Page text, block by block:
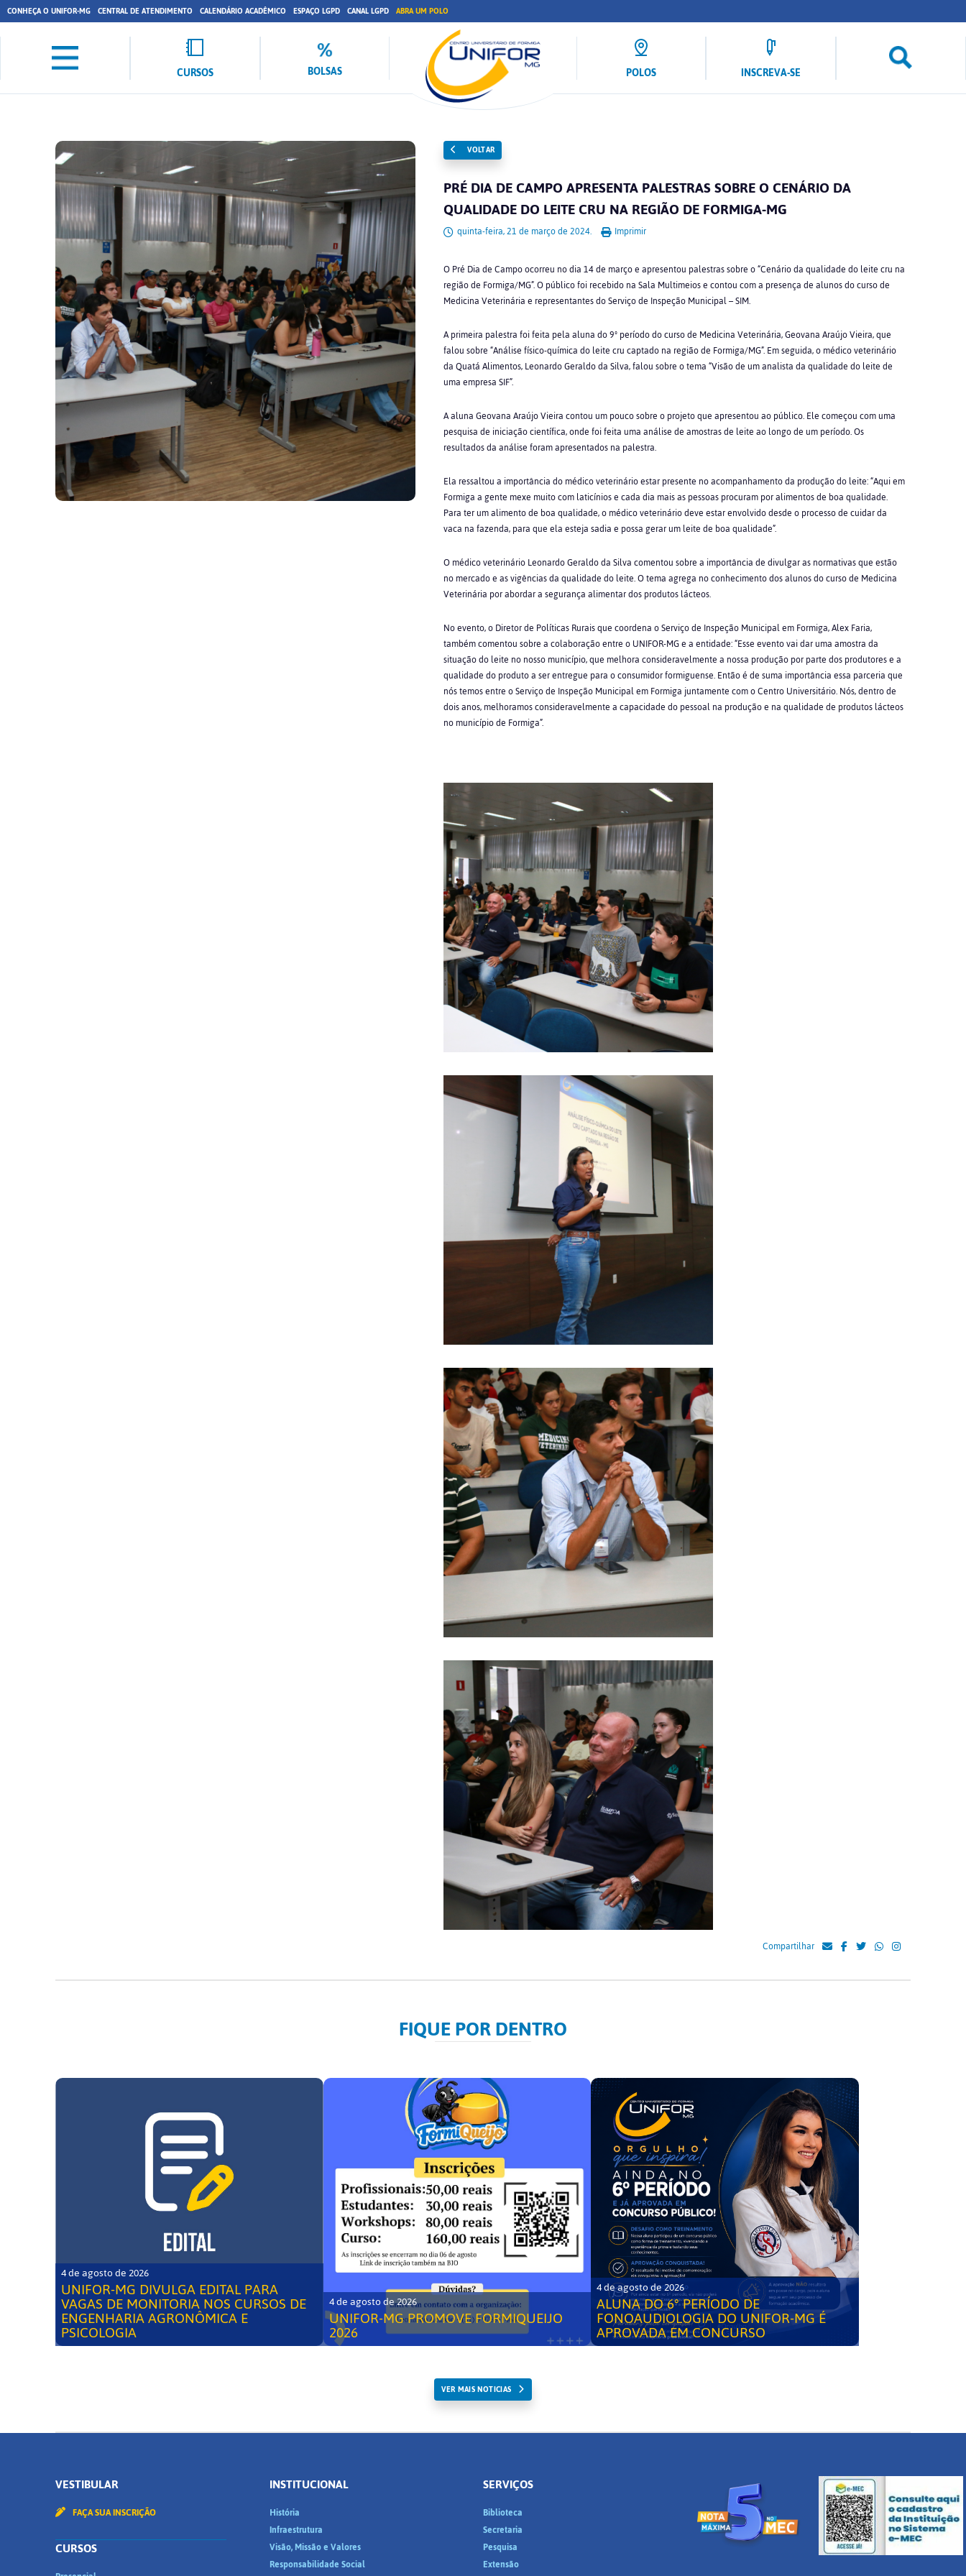
CONHEÇA O UNIFOR-MG CENTRAL DE ATENDIMENTO CALENDÁRIO ACADÊMICO ESPAÇO LGPD CANAL LGPD ABRA UM POLO
CURSOS BOLSAS POLOS INSCREVA-SE
VOLTAR
PRÉ DIA DE CAMPO APRESENTA PALESTRAS SOBRE O CENÁRIO DA
QUALIDADE DO LEITE CRU NA REGIÃO DE FORMIGA-MG
quinta-feira, 21 de março de 2024. Imprimir
O Pré Dia de Campo ocorreu no dia 14 de março e apresentou palestras sobre o “Cenário da qualidade do leite cru na
região de Formiga/MG”. O público foi recebido na Sala Multimeios e contou com a presença de alunos do curso de
Medicina Veterinária e representantes do Serviço de Inspeção Municipal – SIM.
A primeira palestra foi feita pela aluna do 9º período do curso de Medicina Veterinária, Geovana Araújo Vieira, que
falou sobre “Análise físico-química do leite cru captado na região de Formiga/MG”. Em seguida, o médico veterinário
da Quatá Alimentos, Leonardo Geraldo da Silva, falou sobre o tema “Visão de um analista da qualidade do leite de
uma empresa SIF”.
A aluna Geovana Araújo Vieira contou um pouco sobre o projeto que apresentou ao público. Ele começou com uma
pesquisa de iniciação científica, onde foi feita uma análise de amostras de leite ao longo de um período. Os
resultados da análise foram apresentados na palestra.
Ela ressaltou a importância do médico veterinário estar presente no acompanhamento da produção do leite: “Aqui em
Formiga a gente mexe muito com laticínios e cada dia mais as pessoas procuram por alimentos de boa qualidade.
Para ter um alimento de boa qualidade, o médico veterinário deve estar envolvido desde o processo de cuidar da
vaca na fazenda, para que ela esteja sadia e possa gerar um leite de boa qualidade”.
O médico veterinário Leonardo Geraldo da Silva comentou sobre a importância de divulgar as normativas que estão
no mercado e as vigências da qualidade do leite. O tema agrega no conhecimento dos alunos do curso de Medicina
Veterinária por abordar a segurança alimentar dos produtos lácteos.
No evento, o Diretor de Políticas Rurais que coordena o Serviço de Inspeção Municipal em Formiga, Alex Faria,
também comentou sobre a colaboração entre o UNIFOR-MG e a entidade: “Esse evento vai dar uma amostra da
situação do leite no nosso município, que melhora consideravelmente a nossa produção por parte dos produtores e a
qualidade do produto a ser entregue para o consumidor formiguense. Então é de suma importância essa parceria que
nós temos entre o Serviço de Inspeção Municipal em Formiga juntamente com o Centro Universitário. Nós, dentro de
dois anos, melhoramos consideravelmente a capacidade do pessoal na produção e na qualidade de produtos lácteos
no município de Formiga”.
Compartilhar
FIQUE POR DENTRO
4 de agosto de 2026
UNIFOR-MG DIVULGA EDITAL PARA
VAGAS DE MONITORIA NOS CURSOS DE
ENGENHARIA AGRONÔMICA E
PSICOLOGIA
4 de agosto de 2026
UNIFOR-MG PROMOVE FORMIQUEIJO
2026
4 de agosto de 2026
ALUNA DO 6° PERÍODO DE
FONOAUDIOLOGIA DO UNIFOR-MG É
APROVADA EM CONCURSO
VER MAIS NOTICIAS
VESTIBULAR
FAÇA SUA INSCRIÇÃO
CURSOS
INSTITUCIONAL
História
Infraestrutura
Visão, Missão e Valores
Responsabilidade Social
SERVIÇOS
Biblioteca
Secretaria
Pesquisa
Extensão